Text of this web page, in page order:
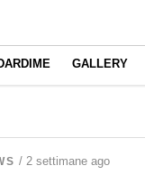
GALLERY
/ 2 settimane ago